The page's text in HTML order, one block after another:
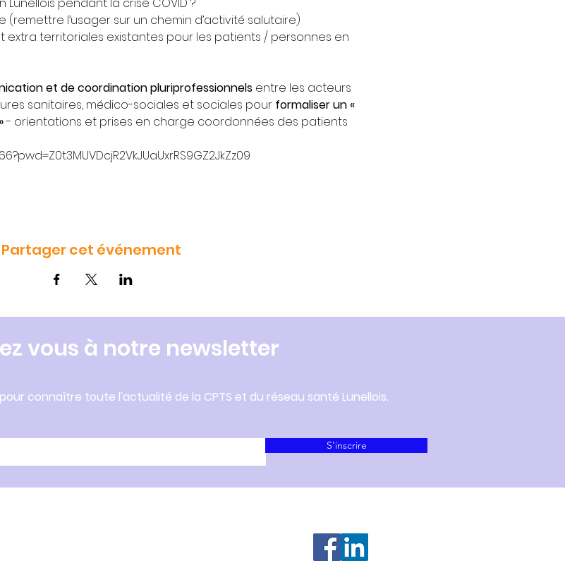
l’usager sur un chemin d’activité salutaire)
extra territoriales existantes pour les patients / personnes en
et de coordination pluriprofessionnels entre les acteurs
sanitaires, médico-sociales et sociales pour formaliser un «
- orientations et prises en charge coordonnées des patients
Partager cet événement
vous à notre newsletter
connaître toute l'actualité de la CPTS et du réseau santé Lunellois.
S'inscrire